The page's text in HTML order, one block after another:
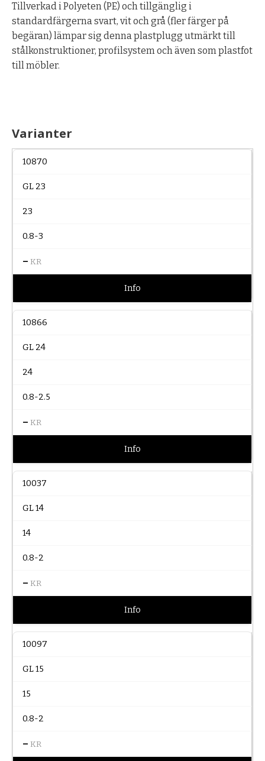
Tillverkad i Polyeten (PE) och tillgänglig i
standardfärgerna svart, vit och grå (fler färger på
begäran) lämpar sig denna plastplugg utmärkt till
stålkonstruktioner, profilsystem och även som plastfot
till möbler.
Varianter
10870
GL 23
23
0.8-3
– KR
Info
10866
GL 24
24
0.8-2.5
– KR
Info
10037
GL 14
14
0.8-2
– KR
Info
10097
GL 15
15
0.8-2
– KR